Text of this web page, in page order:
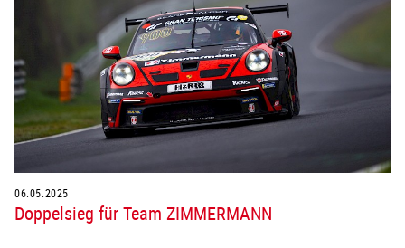
06.05.2025
Doppelsieg für Team ZIMMERMANN